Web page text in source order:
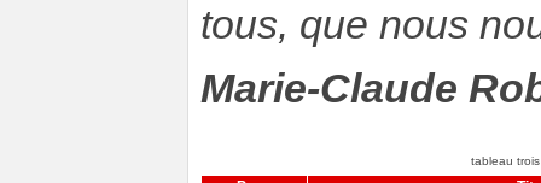
tous, que nous
Marie-Claude
tableau